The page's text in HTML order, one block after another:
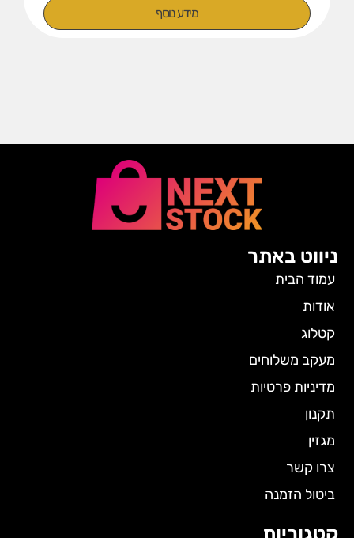
מידע נוסף
ניווט באתר
עמוד הבית
אודות
קטלוג
מעקב משלוחים
מדיניות פרטיות
תקנון
מגזין
צרו קשר
ביטול הזמנה